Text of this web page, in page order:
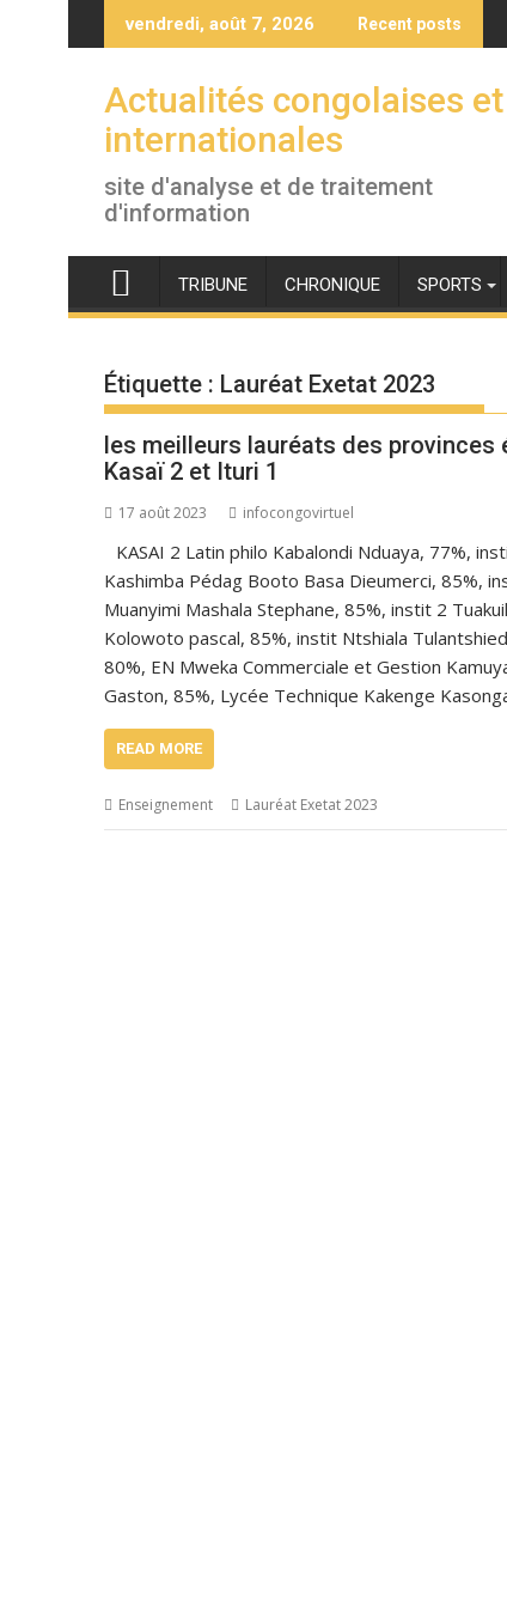
to
vendredi, août 7, 2026 Recent posts
Actualités congolaises et
internationales
site d'analyse et de traitement
d'information
TRIBUNE CHRONIQUE SPORTS
Étiquette : Lauréat Exetat 2023
les meilleurs lauréats des provinces
Kasaï 2 et Ituri 1
17 août 2023 infocongovirtuel
KASAI 2 Latin philo Kabalondi Nduaya, 77%,
Kashimba Pédag Booto Basa Dieumerci, 85%,
Muanyimi Mashala Stephane, 85%, instit 2
Kolowoto pascal, 85%, instit Ntshiala
80%, EN Mweka Commerciale et Gestion
Gaston, 85%, Lycée Technique Kakenge
READ MORE
Enseignement Lauréat Exetat 2023